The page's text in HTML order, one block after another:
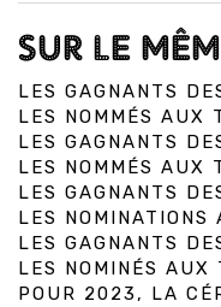
SUR LE
LES GAGNANTS
LES NOMMÉS AUX
LES GAGNANTS
LES NOMMÉS AUX
LES GAGNANTS
LES
LES GAGNANTS
LES NOMINÉS AUX
POUR 2023, LA